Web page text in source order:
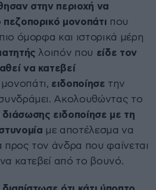
στην περιοχή να
μονοπάτι που
όμορφα και ιστορικά μέρη
λοιπόν που είδε τον
να κατεβεί
ειδοποίησε την
Ακολουθώντας το
ειδοποίησε με τη
με αποτέλεσμα να
προς τον άνδρα που φαίνεται
να κατεβεί από το βουνό.